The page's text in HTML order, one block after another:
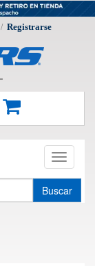
/ Registrarse
Toggle
Buscar